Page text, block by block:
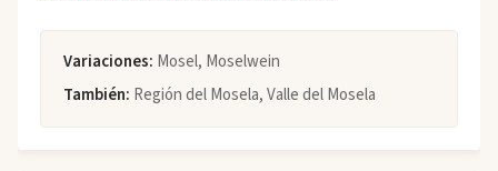
Variaciones: Mosel, Moselwein
También: Región del Mosela, Valle del Mosela